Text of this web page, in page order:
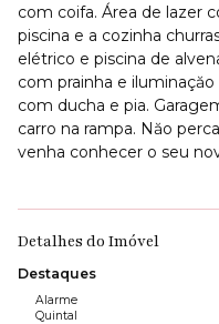
com coifa. Área de lazer
piscina e a cozinha
elétrico e piscina de
com prainha e
com ducha e pia.
carro na rampa. Năo
venha conhecer o seu
Detalhes do Imóvel
Destaques
Alarme
Quintal